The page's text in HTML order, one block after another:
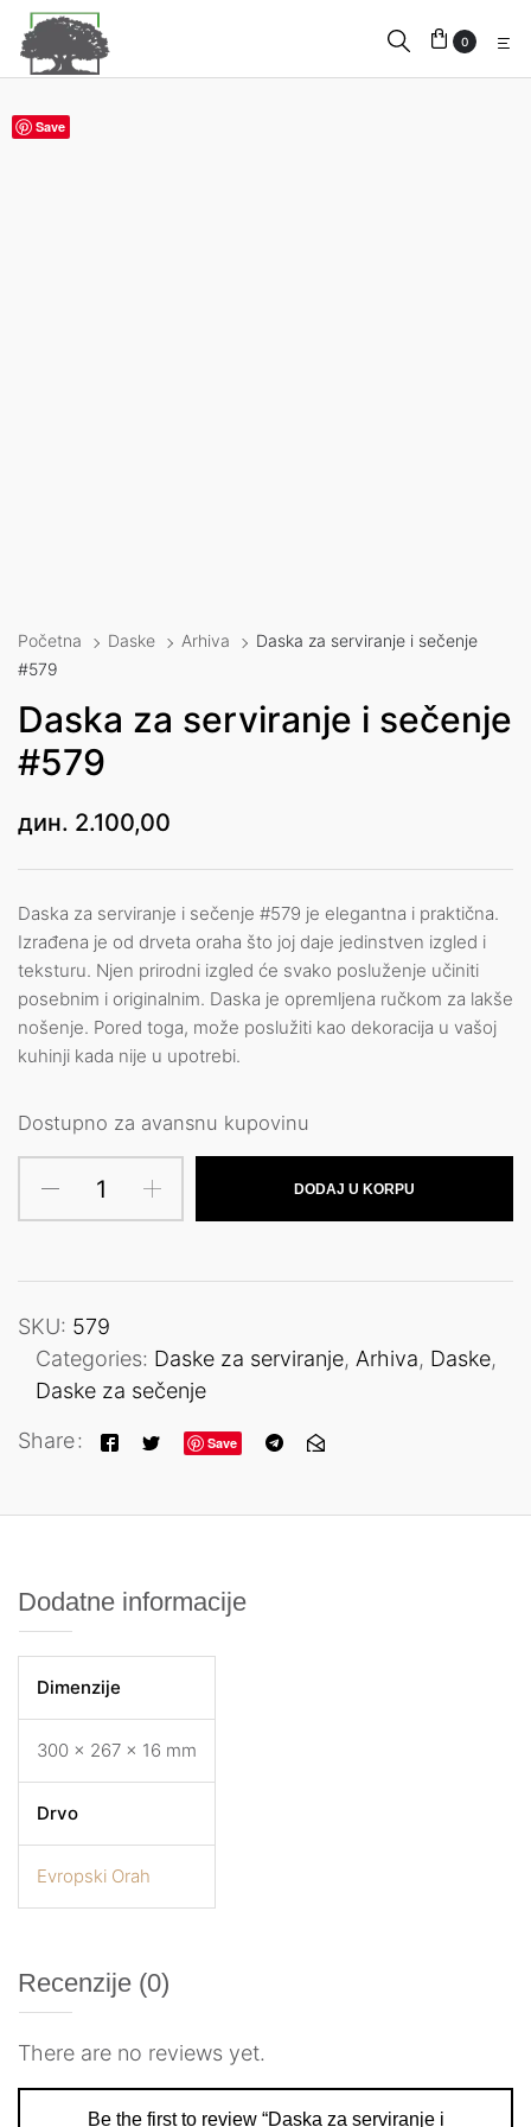
0
Save
Početna Daske Arhiva
Daska za serviranje i sečenje
#579
Daska za serviranje i sečenje
#579
дин. 2.100,00
Daska za serviranje i sečenje #579 je elegantna i praktična.
Izrađena je od drveta oraha što joj daje jedinstven izgled i
teksturu. Njen prirodni izgled će svako posluženje učiniti
posebnim i originalnim. Daska je opremljena ručkom za lakše
nošenje. Pored toga, može poslužiti kao dekoracija u vašoj
kuhinji kada nije u upotrebi.
Dostupno za avansnu kupovinu
DODAJ U KORPU
SKU: 579
Categories: Daske za serviranje, Arhiva, Daske,
Daske za sečenje
Share
Save
Dodatne informacije
Dimenzije
300 × 267 × 16 mm
Drvo
Evropski Orah
Recenzije (0)
There are no reviews yet.
Be the first to review “Daska za serviranje i